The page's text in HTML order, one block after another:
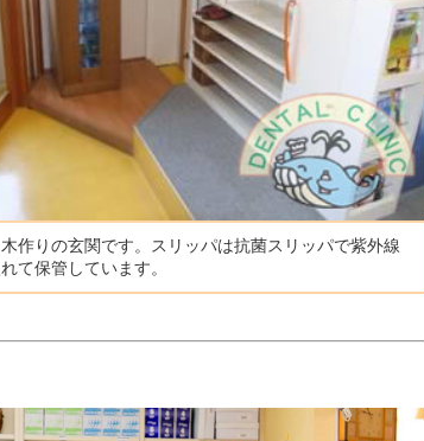
作りの玄関です。スリッパは抗菌スリッパで紫外線
て保管しています。